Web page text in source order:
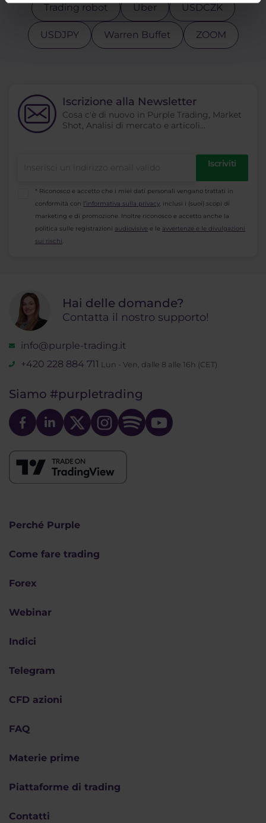
Trading robot Uber USDCZK
USDJPY Warren Buffet ZOOM
Iscrizione alla Newsletter
Cosa c'è di nuovo in Purple Trading, Market
Shot, Analisi di mercato e articoli...
Iscriviti
* Riconosco e accetto che i miei dati personali vengano trattati in
conformità con l’informativa sulla privacy, inclusi i (suoi) scopi di
marketing e di promozione. Inoltre riconosco e accetto anche la
politica sulle registrazioni audiovisive e le avvertenze e le divulgazioni
sui rischi.
Hai delle domande?
Contatta il nostro supporto!
info@purple-trading.it
+420 228 884 711
Lun - Ven, dalle 8 alle 16h (CET)
Siamo #purpletrading
Perché Purple
Come fare trading
Forex
Webinar
Indici
Telegram
CFD azioni
FAQ
Materie prime
Piattaforme di trading
Contatti